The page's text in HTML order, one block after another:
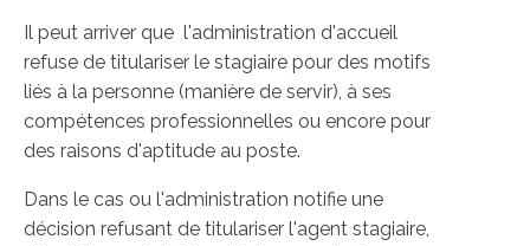
Il peut arriver que l'administration d'accueil
refuse de titulariser le stagiaire pour des motifs
liés à la personne (manière de servir), à ses
compétences professionnelles ou encore pour
des raisons d'aptitude au poste.
Dans le cas ou l'administration notifie une
décision refusant de titulariser l'agent stagiaire,